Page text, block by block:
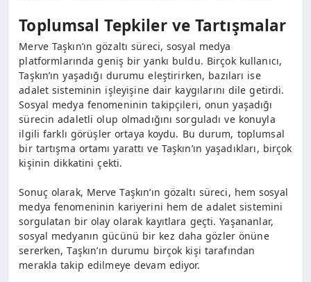
Toplumsal Tepkiler ve Tartışmalar
Merve Taşkın’ın gözaltı süreci, sosyal medya
platformlarında geniş bir yankı buldu. Birçok kullanıcı,
Taşkın’ın yaşadığı durumu eleştirirken, bazıları ise
adalet sisteminin işleyişine dair kaygılarını dile getirdi.
Sosyal medya fenomeninin takipçileri, onun yaşadığı
sürecin adaletli olup olmadığını sorguladı ve konuyla
ilgili farklı görüşler ortaya koydu. Bu durum, toplumsal
bir tartışma ortamı yarattı ve Taşkın’ın yaşadıkları, birçok
kişinin dikkatini çekti.
Sonuç olarak, Merve Taşkın’ın gözaltı süreci, hem sosyal
medya fenomeninin kariyerini hem de adalet sistemini
sorgulatan bir olay olarak kayıtlara geçti. Yaşananlar,
sosyal medyanın gücünü bir kez daha gözler önüne
sererken, Taşkın’ın durumu birçok kişi tarafından
merakla takip edilmeye devam ediyor.